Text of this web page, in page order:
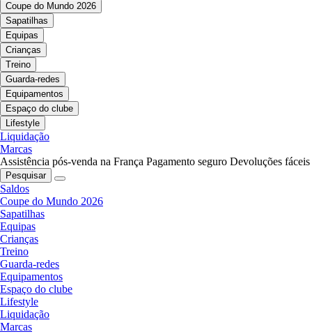
Coupe do Mundo 2026
Sapatilhas
Equipas
Crianças
Treino
Guarda-redes
Equipamentos
Espaço do clube
Lifestyle
Liquidação
Marcas
Assistência pós-venda na França Pagamento seguro Devoluções fáceis
Pesquisar
Saldos
Coupe do Mundo 2026
Sapatilhas
Equipas
Crianças
Treino
Guarda-redes
Equipamentos
Espaço do clube
Lifestyle
Liquidação
Marcas